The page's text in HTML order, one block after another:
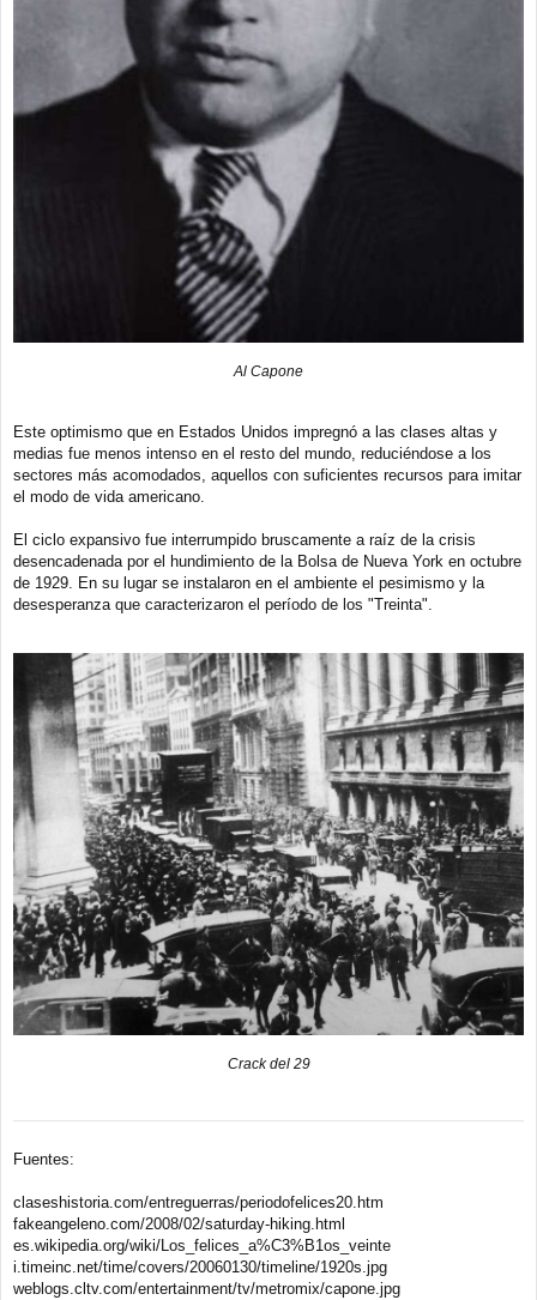
Al Capone
Este optimismo que en Estados Unidos impregnó a las clases altas y
medias fue menos intenso en el resto del mundo, reduciéndose a los
sectores más acomodados, aquellos con suficientes recursos para imitar
el modo de vida americano.
El ciclo expansivo fue interrumpido bruscamente a raíz de la crisis
desencadenada por el hundimiento de la Bolsa de Nueva York en octubre
de 1929. En su lugar se instalaron en el ambiente el pesimismo y la
desesperanza que caracterizaron el período de los "Treinta".
Crack del 29
Fuentes:
claseshistoria.com/entreguerras/periodofelices20.htm
fakeangeleno.com/2008/02/saturday-hiking.html
es.wikipedia.org/wiki/Los_felices_a%C3%B1os_veinte
i.timeinc.net/time/covers/20060130/timeline/1920s.jpg
weblogs.cltv.com/entertainment/tv/metromix/capone.jpg